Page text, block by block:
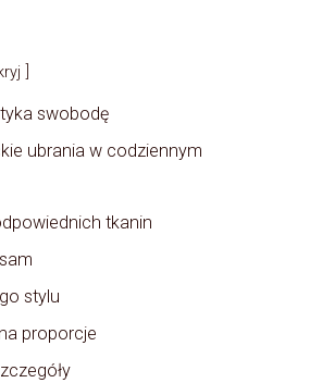
swobodę
ubrania w codziennym
tkanin
stylu
proporcje